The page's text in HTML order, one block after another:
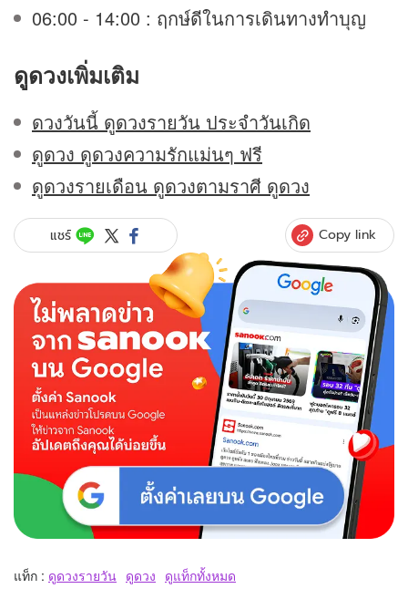
06:00 - 14:00 : ฤกษ์ดีในการเดินทางทำบุญ
ดูดวงเพิ่มเติม
ดวงวันนี้ ดูดวงรายวัน ประจำวันเกิด
ดูดวง ดูดวงความรักแม่นๆ ฟรี
ดูดวงรายเดือน ดูดวงตามราศี ดูดวง
แชร์ Copy link
แท็ก : ดูดวงรายวัน ดูดวง ดูแท็กทั้งหมด